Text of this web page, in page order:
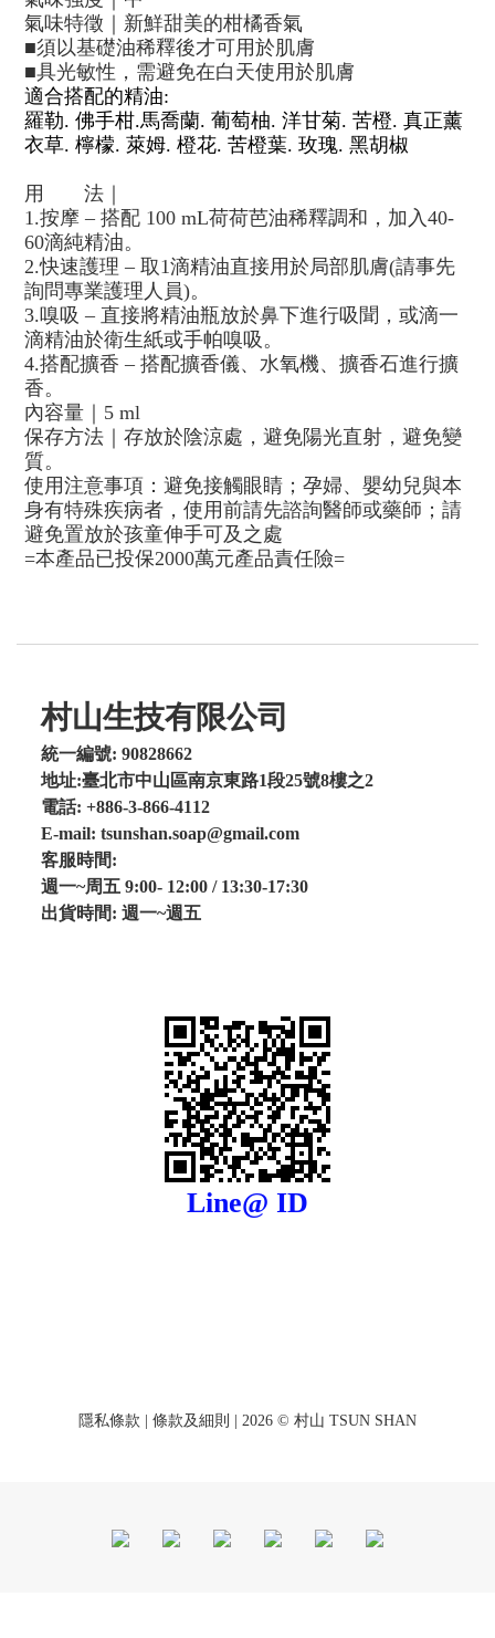
氣味特徵｜新鮮甜美的柑橘香氣
■須以基礎油稀釋後才可用於肌膚
■具光敏性，需避免在白天使用於肌膚
適合搭配的精油:
羅勒. 佛手柑.馬喬蘭. 葡萄柚. 洋甘菊. 苦橙. 真正薰
衣草. 檸檬. 萊姆. 橙花. 苦橙葉. 玫瑰. 黑胡椒
用
法｜
1.按摩 – 搭配 100 mL荷荷芭油稀釋調和，加入40-
60滴純精油。
2.快速護理 – 取1滴精油直接用於局部肌膚(請事先
詢問專業護理人員)。
3.嗅吸 – 直接將精油瓶放於鼻下進行吸聞，或滴一
滴精油於衛生紙或手帕嗅吸。
4.搭配擴香 – 搭配擴香儀、水氧機、擴香石進行擴
香。
內容量｜ 5 ml
保存方法｜存放於陰涼處，避免陽光直射，避免變
質。
使用注意事項：避免接觸眼睛；孕婦、嬰幼兒與本
身有特殊疾病者，使用前請先諮詢醫師或藥師；請
避免置放於孩童伸手可及之處
=本產品已投保2000萬元產品責任險=
村山生技有限公司
統一編號: 90828662
地址:臺北市中山區南京東路1段25號8樓之2
電話: +886-3-866-4112
E-mail: tsunshan.soap@gmail.com
客服時間:
週一~周五 9:00- 12:00 / 13:30-17:30
出貨時間: 週一~週五
Line@ ID
隱私條款 條款及細則 | 2026 © 村山 TSUN SHAN